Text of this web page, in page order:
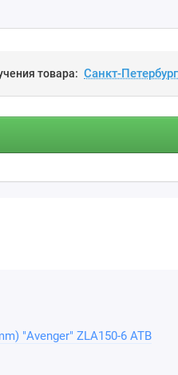
товара:
"Avenger" ZLA150-6 АТВ